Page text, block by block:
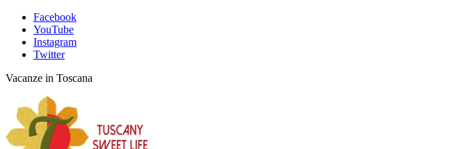
Facebook
YouTube
Instagram
Twitter
Vacanze in Toscana